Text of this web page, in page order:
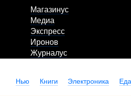
Магазинус
Медиа
Экспресс
Иронов
Журналус
Нью Книги Электроника